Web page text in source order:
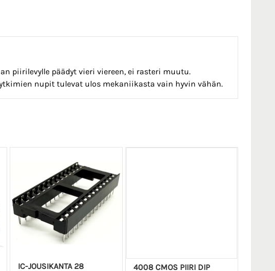
piirilevylle päädyt vieri viereen, ei rasteri muutu.
nupit tulevat ulos mekaniikasta vain hyvin vähän.
IC-JOUSIKANTA 28
4008 CMOS PIIRI DIP